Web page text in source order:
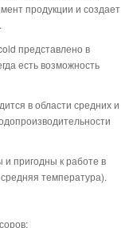
продукции и создает
представлено в
есть возможность
в области средних и
и пригодны к работе в
температура).